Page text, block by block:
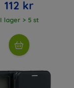
112 kr
I lager > 5 st